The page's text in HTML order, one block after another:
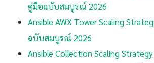
คู่มือฉบับสมบูรณ์ 2026
Ansible AWX Tower Scaling
ฉบับสมบูรณ์ 2026
Ansible Collection Scaling Strategy